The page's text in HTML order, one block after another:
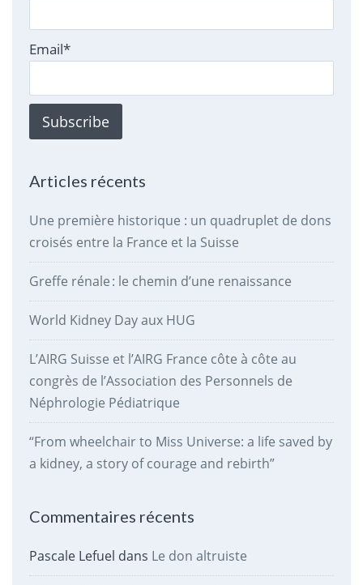
Email*
Articles récents
Une première historique : un quadruplet de dons
croisés entre la France et la Suisse
Greffe rénale : le chemin d’une renaissance
World Kidney Day aux HUG
L’AIRG Suisse et l’AIRG France côte à côte au
congrès de l’Association des Personnels de
Néphrologie Pédiatrique
“From wheelchair to Miss Universe: a life saved by
a kidney, a story of courage and rebirth”
Commentaires récents
Pascale Lefuel dans Le don altruiste